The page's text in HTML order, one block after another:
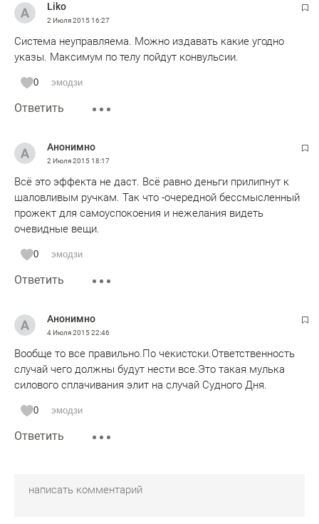
Liko
2 Июля 201516:27
Система неуправляема. Можно издавать какие угодно
указы. Максимум по телу пойдут конвульсии.
0 эмодзи
Ответить
Анонимно
2 Июля 201518:17
Всё это эффекта не даст. Всё равно деньги прилипнут к
шаловливым ручкам. Так что -очередной бессмысленный
прожект для самоуспокоения и нежелания видеть
очевидные вещи.
0 эмодзи
Ответить
Анонимно
4 Июля 201522:46
Вообще то все правильно.По чекистски.Ответственность
случай чего должны будут нести все.Это такая мулька
силового сплачивания элит на случай Судного Дня.
0 эмодзи
Ответить